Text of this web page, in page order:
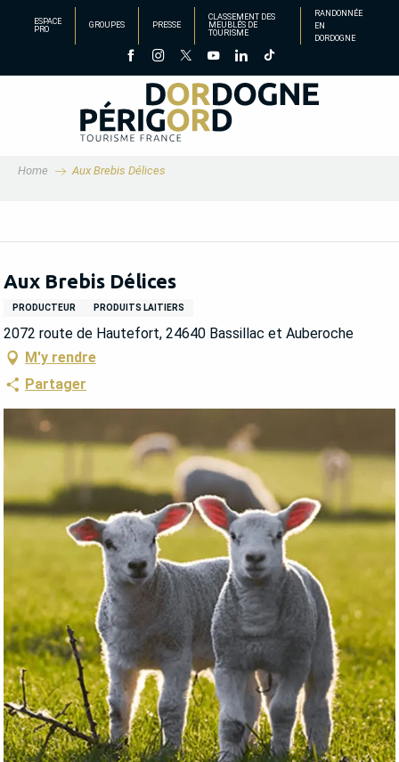
principal
ESPACE
PRO
GROUPES PRESSE
CLASSEMENT DES
MEUBLÉS DE
TOURISME
RANDONNÉE
EN
DORDOGNE
Home Aux Brebis Délices
Aux Brebis Délices
PRODUCTEUR PRODUITS LAITIERS
2072 route de Hautefort, 24640 Bassillac et Auberoche
M'y rendre
Partager